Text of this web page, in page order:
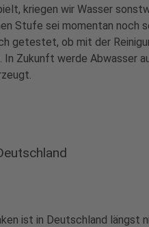
kriegen wir Wasser
Stufe sei momentan noch
getestet, ob mit der
Zukunft werde Abwasser
ist in Deutschland längst